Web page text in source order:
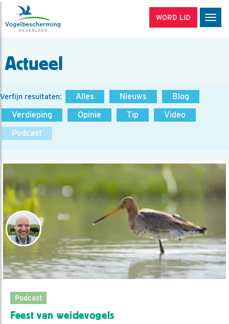
WORD LID
Actueel
Verfijn resultaten: Alles Nieuws
Blog
Verdieping
Opinie Tip
Video
Podcast
Podcast
Feest van weidevogels